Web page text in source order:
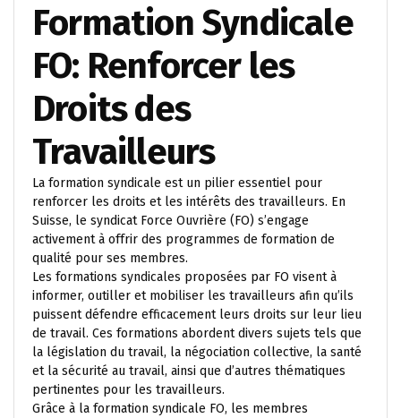
Formation Syndicale
FO: Renforcer les
Droits des
Travailleurs
La formation syndicale est un pilier essentiel pour
renforcer les droits et les intérêts des travailleurs. En
Suisse, le syndicat Force Ouvrière (FO) s’engage
activement à offrir des programmes de formation de
qualité pour ses membres.
Les formations syndicales proposées par FO visent à
informer, outiller et mobiliser les travailleurs afin qu’ils
puissent défendre efficacement leurs droits sur leur lieu
de travail. Ces formations abordent divers sujets tels que
la législation du travail, la négociation collective, la santé
et la sécurité au travail, ainsi que d’autres thématiques
pertinentes pour les travailleurs.
Grâce à la formation syndicale FO, les membres